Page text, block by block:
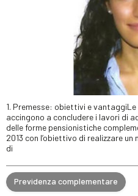
1. Premesse: obiettivi e
accingono a concludere i lavori di
delle forme pensionistiche
2013 con l’obiettivo di realizzare
di
Previdenza complementare